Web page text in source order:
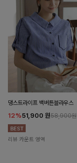
댕스트라이프 백버튼블라우스
12%51,900 원58,900원
리뷰 카운트 영역